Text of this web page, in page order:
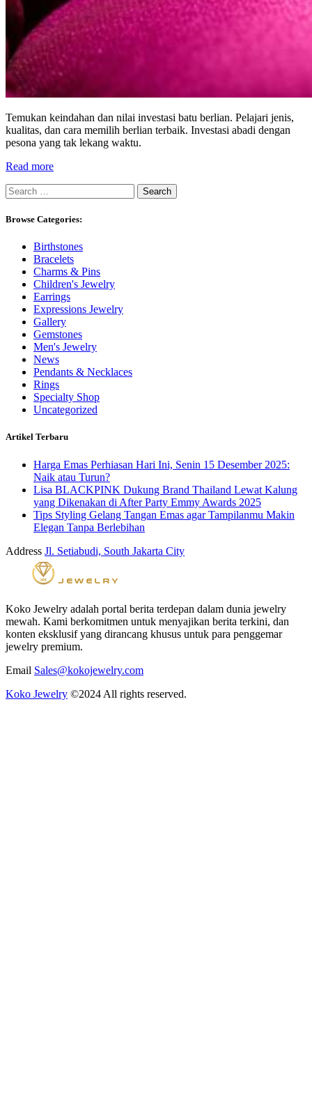
Temukan keindahan dan nilai investasi batu berlian. Pelajari jenis,
kualitas, dan cara memilih berlian terbaik. Investasi abadi dengan
pesona yang tak lekang waktu.
Read more
Search
for:
Browse Categories:
Birthstones
Bracelets
Charms & Pins
Children's Jewelry
Earrings
Expressions Jewelry
Gallery
Gemstones
Men's Jewelry
News
Pendants & Necklaces
Rings
Specialty Shop
Uncategorized
Artikel Terbaru
Harga Emas Perhiasan Hari Ini, Senin 15 Desember 2025:
Naik atau Turun?
Lisa BLACKPINK Dukung Brand Thailand Lewat Kalung
yang Dikenakan di After Party Emmy Awards 2025
Tips Styling Gelang Tangan Emas agar Tampilanmu Makin
Elegan Tanpa Berlebihan
Address Jl. Setiabudi, South Jakarta City
Koko Jewelry adalah portal berita terdepan dalam dunia jewelry
mewah. Kami berkomitmen untuk menyajikan berita terkini, dan
konten eksklusif yang dirancang khusus untuk para penggemar
jewelry premium.
Email Sales@kokojewelry.com
Koko Jewelry ©2024 All rights reserved.